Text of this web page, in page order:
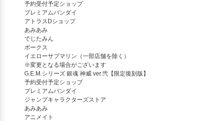
予約受付予定ショップ
プレミアムバンダイ
アトラスDショップ
あみあみ
でじたみん
ボークス
イエローサブマリン（一部店舗を除く）
※変更となる場合がございます
G.E.M.シリーズ 銀魂 神威 ver.弐【限定復刻版】
予約受付予定ショップ
プレミアムバンダイ
ジャンプキャラクターズストア
あみあみ
アニメイト